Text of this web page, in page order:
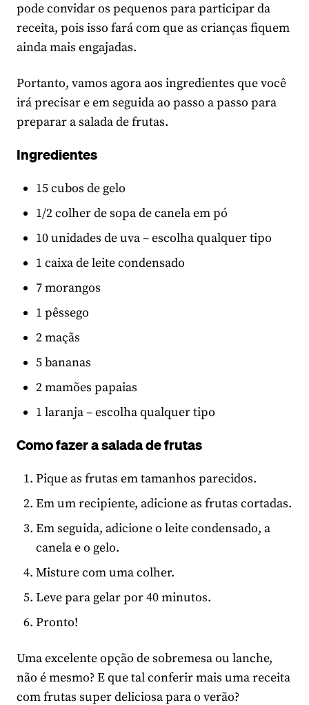
pode convidar os pequenos para participar da
receita, pois isso fará com que as crianças fiquem
ainda mais engajadas.
Portanto, vamos agora aos ingredientes que você
irá precisar e em seguida ao passo a passo para
preparar a salada de frutas.
Ingredientes
15 cubos de gelo
1/2 colher de sopa de canela em pó
10 unidades de uva – escolha qualquer tipo
1 caixa de leite condensado
7 morangos
1 pêssego
2 maçãs
5 bananas
2 mamões papaias
1 laranja – escolha qualquer tipo
Como fazer a salada de frutas
Pique as frutas em tamanhos parecidos.
Em um recipiente, adicione as frutas cortadas.
Em seguida, adicione o leite condensado, a
canela e o gelo.
Misture com uma colher.
Leve para gelar por 40 minutos.
Pronto!
Uma excelente opção de sobremesa ou lanche,
não é mesmo? E que tal conferir mais uma receita
com frutas super deliciosa para o verão?